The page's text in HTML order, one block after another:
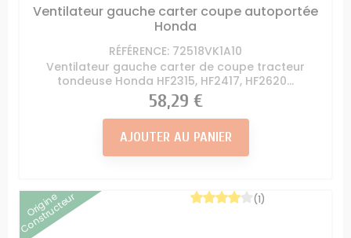
Ventilateur gauche carter coupe autoportée
Honda
RÉFÉRENCE: 72518VK1A10
Ventilateur gauche carter de coupe tracteur
tondeuse Honda HF2315, HF2417, HF2620...
Prix
58,29 €
AJOUTER AU PANIER
Origine
Constructeur (1)